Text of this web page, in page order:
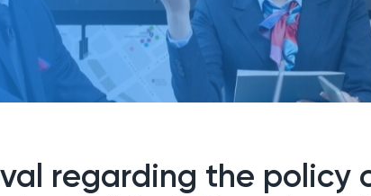
regarding the policy